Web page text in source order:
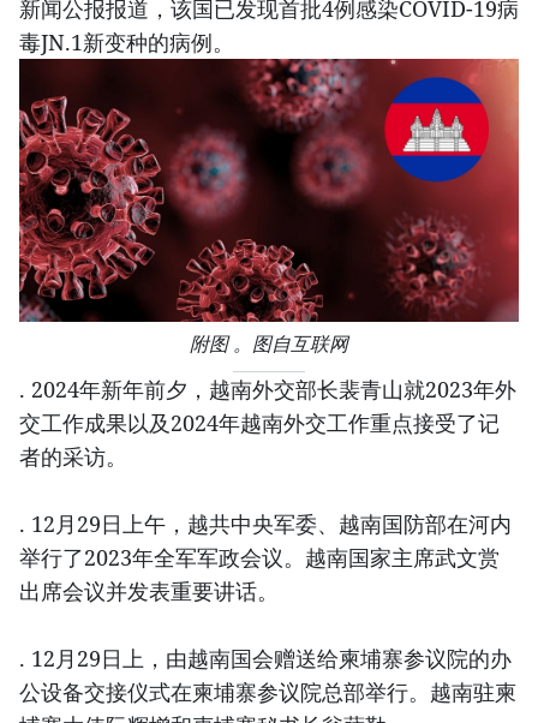
新闻公报报道，该国已发现首批4例感染COVID-19病
毒JN.1新变种的病例。
附图 。图自互联网
. 2024年新年前夕，越南外交部长裴青山就2023年外
交工作成果以及2024年越南外交工作重点接受了记
者的采访。
. 12月29日上午，越共中央军委、越南国防部在河内
举行了2023年全军军政会议。越南国家主席武文赏
出席会议并发表重要讲话。
. 12月29日上，由越南国会赠送给柬埔寨参议院的办
公设备交接仪式在柬埔寨参议院总部举行。越南驻柬